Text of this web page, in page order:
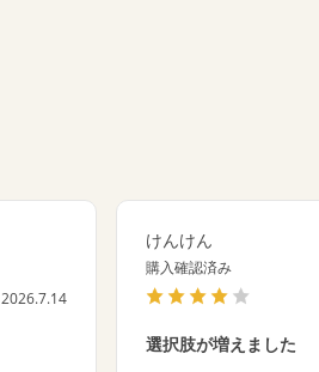
2026.7.14
けんけん
購入確認済み
選択肢が増えました